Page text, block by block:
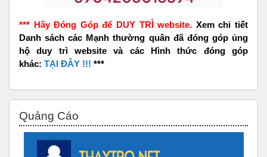
*** Hãy Đóng Góp để DUY TRÌ website. Xem chi tiết
Danh sách các Mạnh thường quân đã đóng góp ủng
hộ duy trì website và các Hình thức đóng góp
khác: TẠI ĐÂY !!! ***
Quảng Cáo